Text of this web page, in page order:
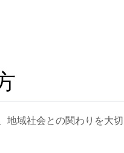
地域社会との関わりを大